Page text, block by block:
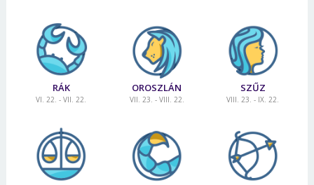
RÁK
VI. 22. - VII. 22.
OROSZLÁN
VII. 23. - VIII. 22.
SZŰZ
VIII. 23. - IX. 22.